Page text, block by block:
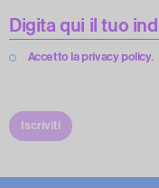
Accetto la privacy policy.
Iscriviti